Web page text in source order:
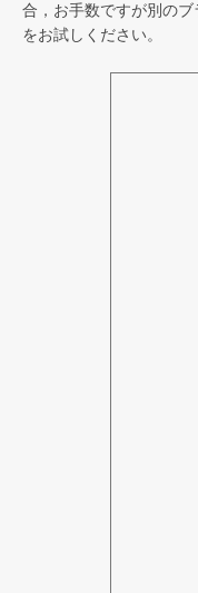
合，お手数ですが別のブ
をお試しください。